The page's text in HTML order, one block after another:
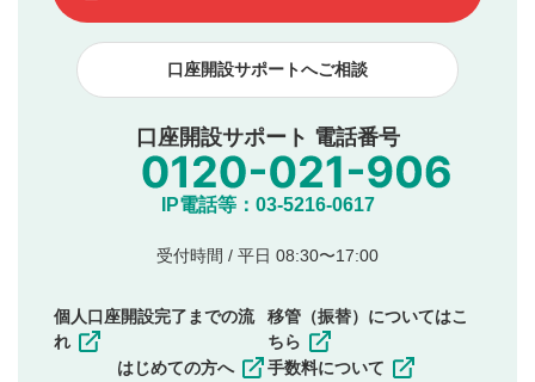
下記の項目に該当すると判断された投稿内容は、掲載を
見合わせる場合がございます。
本動画コンテンツとは無関係の内容の投稿
他者への誹謗中傷や差別的表現投稿
公序良俗に反する内容の投稿
氏名、住所、電話番号など個人を特定できる情報の
他のサイトへの誘導や営利目的、広告・宣伝を目
他者の権利（商標、著作権、その他の知的財産
その他当社が不適切と判断した投稿
一度投稿した評価およびコメントの変更・削除はできま
口座開設サポートへご相談
口座開設サポート 電話番号
IP電話等：03-5216-0617
受付時間 / 平日 08:30〜17:00
個人口座開設完了までの流
れ
はじめての方へ
移管（振替）についてはこ
ちら
手数料について